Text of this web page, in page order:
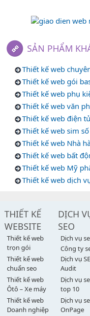
SẢN PHẨM
Thiết kế web
Thiết kế web gói
Thiết kế web phụ
Thiết kế web văn
Thiết kế web điện
Thiết kế web sim
Thiết kế web Nhà
Thiết kế web bất
Thiết kế web Mỹ
Thiết kế web dịch
THIẾT KẾ
WEBSITE
Thiết kế web
trọn gói
Thiết kế web
chuẩn seo
Thiết kế web
Ôtô – Xe máy
Thiết kế web
Doanh nghiệp
DỊCH
SEO
Dịch vụ
Công ty
Dịch vụ
Audit
Dịch vụ
top 10
Dịch vụ
OnPage